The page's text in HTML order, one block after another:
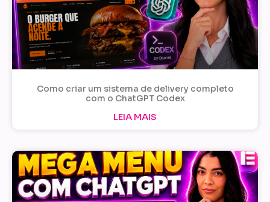
Como criar um sistema de delivery completo
com o ChatGPT Codex
LEIA MAIS